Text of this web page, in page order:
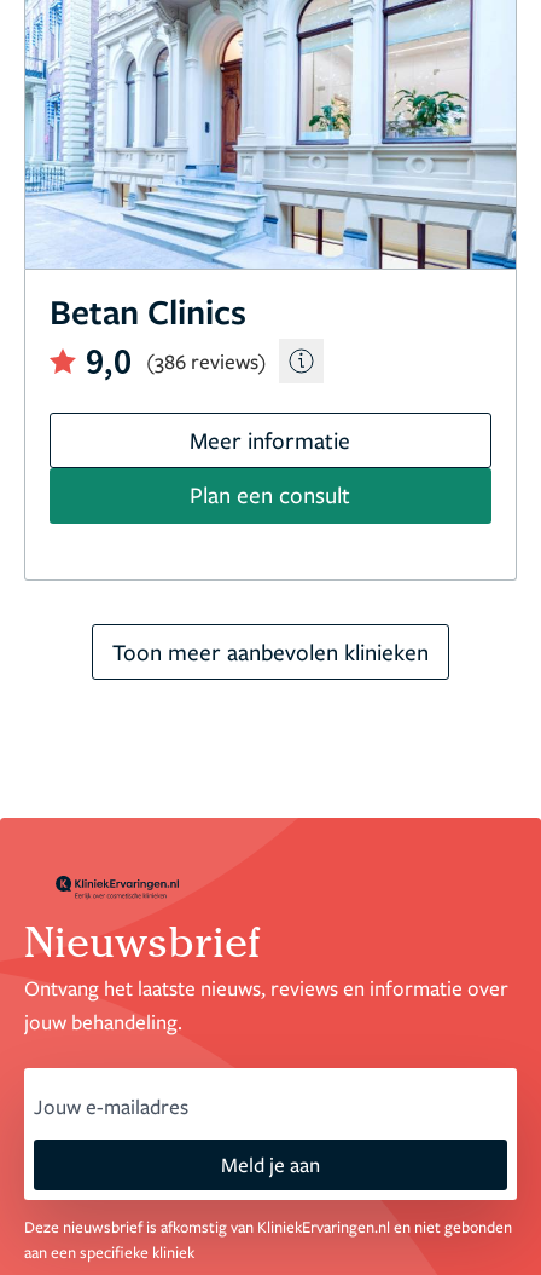
Betan Clinics
9,0
(386 reviews)
Meer informatie
Plan een consult
Toon meer aanbevolen klinieken
Nieuwsbrief
Ontvang het laatste nieuws, reviews en informatie over
jouw behandeling.
Meld je aan
Deze nieuwsbrief is afkomstig van KliniekErvaringen.nl en niet gebonden
aan een specifieke kliniek